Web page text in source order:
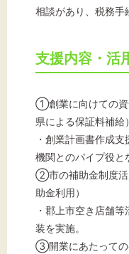
相談があり、税務手
支援内容・活
①創業に向けての資
県による保証料補給）
・創業計画書作成
機関とのパイプ役と
②市の補助金制度活
助金利用）
・郡上市空き店舗
装を実施。
③開業にあたっての